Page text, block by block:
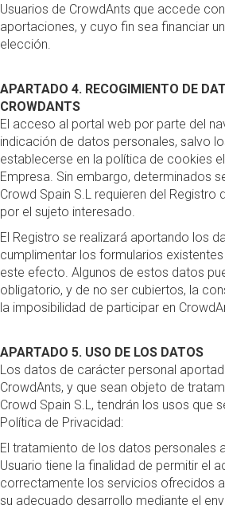
Usuarios de CrowdAnts que accede
aportaciones, y cuyo fin sea financiar
elección.
APARTADO 4. RECOGIMIENTO DE
CROWDANTS
El acceso al portal web por parte del
indicación de datos personales, salvo
establecerse en la política de cookies
Empresa. Sin embargo, determinados
Crowd Spain S.L requieren del Registro
por el sujeto interesado.
El Registro se realizará aportando los
cumplimentar los formularios
este efecto. Algunos de estos datos
obligatorio, y de no ser cubiertos, la
la imposibilidad de participar en
APARTADO 5. USO DE LOS DATOS
Los datos de carácter personal
CrowdAnts, y que sean objeto de
Crowd Spain S.L, tendrán los usos que
Política de Privacidad:
El tratamiento de los datos personales
Usuario tiene la finalidad de permitir el
correctamente los servicios ofrecidos
su adecuado desarrollo mediante el